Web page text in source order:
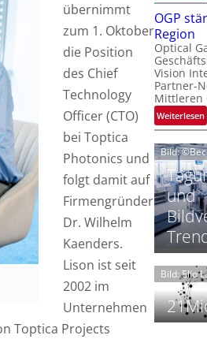
übernimmt
zum 1. Oktober
die Position
des Chief
Technology
Officer (CTO)
bei Toptica
Photonics und
folgt damit auf
Firmengründer
Dr. Wilhelm
Kaenders.
Lison ist seit
2002 im
Unternehmen
Toptica Projects
s
c
t
r
l
N
s
‘
l
i
s
i
i
t
n
i
-
E
v
t
z
r
r
OGP
Region
Optical
Vision
Partner-
Mittleren
Weiterlesen:
s
t
r
r
s
Bild:
und
Bild: Elio